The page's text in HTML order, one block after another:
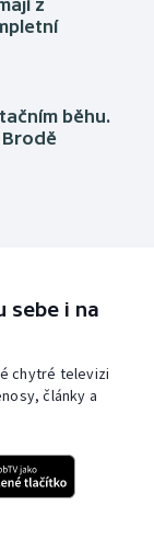
z
běhu.
sebe i na
chytré televizi
články a